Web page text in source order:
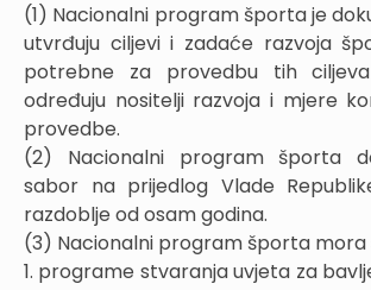
(1) Nacionalni program športa je
utvrđuju ciljevi i zadaće razvoja
potrebne za provedbu tih
određuju nositelji razvoja i mjere
provedbe.
(2) Nacionalni program športa
sabor na prijedlog Vlade
razdoblje od osam godina.
(3) Nacionalni program športa mora
1. programe stvaranja uvjeta za